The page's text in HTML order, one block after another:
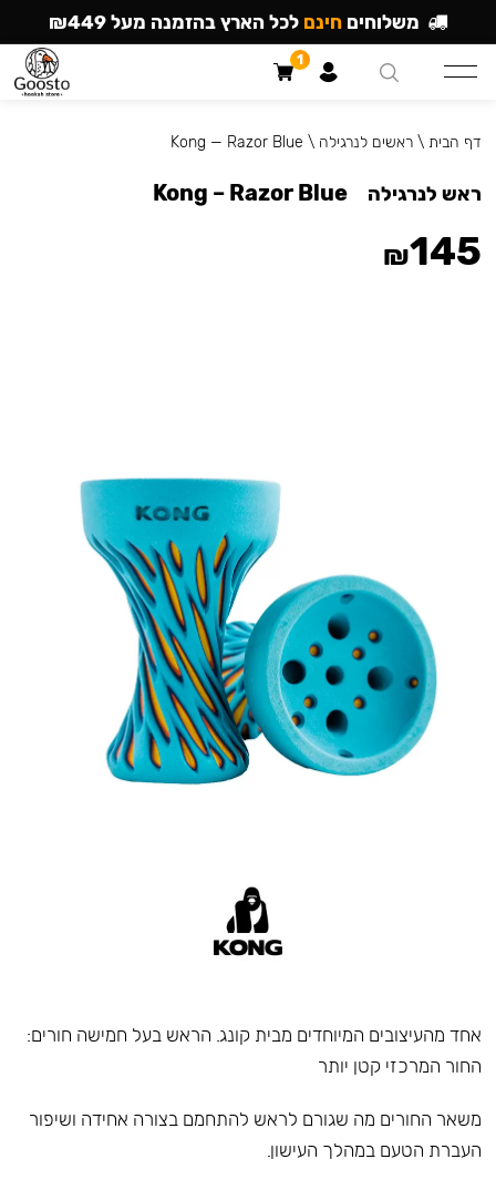
אחד מהעיצובים המיוחדים מבית קונג. הראש בעל חמישה חורים:
החור המרכזי קטן יותר
משאר החורים מה שגורם לראש להתחמם בצורה אחידה ושיפור
העברת הטעם במהלך העישון.
דף הבית \ראשים לנרגילה \
Kong — Razor Blue
ראש לנרגילה Kong – Razor Blue
₪145
משלוחים חינם לכל הארץ בהזמנה מעל ₪449
1